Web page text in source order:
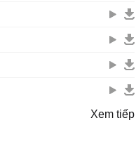
Xem tiếp